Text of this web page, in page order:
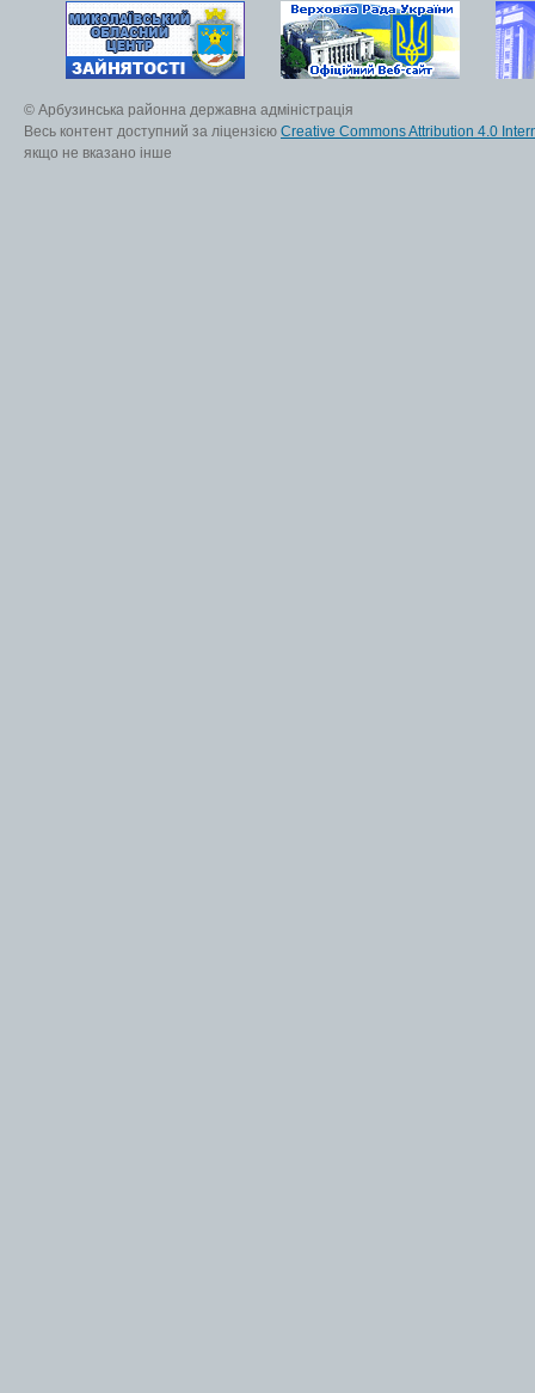
© Арбузинська районна державна адміністрація
Весь контент доступний за ліцензією Creative Commons Attribution 4.0
якщо не вказано інше